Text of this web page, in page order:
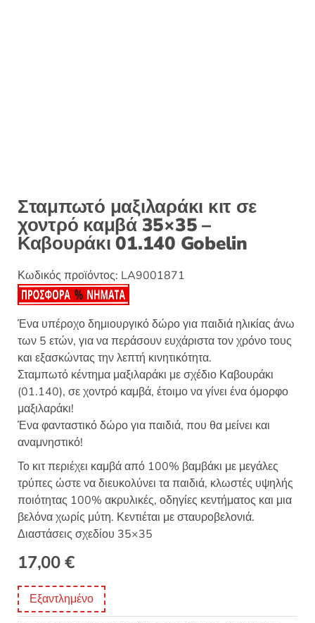
Σταμπωτό μαξιλαράκι κιτ σε
χοντρό καμβά 35×35 –
Καβουράκι 01.140 Gobelin
Κωδικός προϊόντος: LA9001871
Ένα υπέροχο δημιουργικό δώρο για παιδιά ηλικίας άνω
των 5 ετών, για να περάσουν ευχάριστα τον χρόνο τους
και εξασκώντας την λεπτή κινητικότητα.
Σταμπωτό κέντημα μαξιλαράκι με σχέδιο Καβουράκι
(01.140), σε χοντρό καμβά, έτοιμο να γίνει ένα όμορφο
μαξιλαράκι!
Ένα φανταστικό δώρο για παιδιά, που θα μείνει και
αναμνηστικό!
Το κιτ περιέχει καμβά από 100% βαμβάκι με μεγάλες
τρύπες ώστε να διευκολύνει τα παιδιά, κλωστές υψηλής
ποιότητας 100% ακρυλικές, οδηγίες κεντήματος και μια
βελόνα χωρίς μύτη. Κεντιέται με σταυροβελονιά.
Διαστάσεις σχεδίου 35×35
17,00€
Εξαντλημένο